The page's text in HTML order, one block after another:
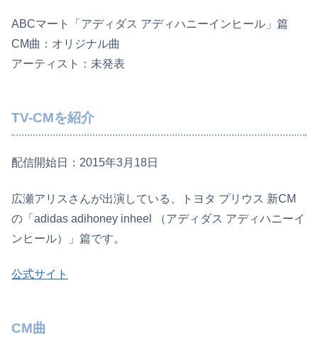
ABCマート「アディダス アディハニーインヒール」篇
CM曲：オリジナル曲
アーティスト：未発表
TV-CMを紹介
配信開始日：2015年3月18日
広瀬アリスさんが出演している、トヨタ プリウス 新CM
の「adidas adihoney inheel （アディダス アディハニーイ
ンヒール）」篇です。
公式サイト
CM曲